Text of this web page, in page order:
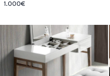
1.000€